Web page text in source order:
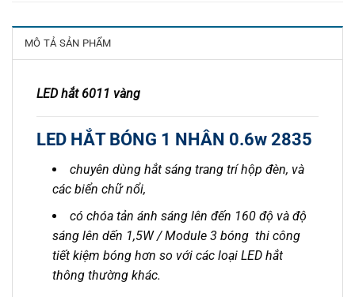
MÔ TẢ SẢN PHẨM
LED hắt 6011 vàng
LED HẮT BÓNG 1 NHÂN 0.6w 2835
chuyên dùng hắt sáng trang trí hộp đèn, và
các biển chữ nổi,
có chóa tản ánh sáng lên đến 160 độ và độ
sáng lên dến 1,5W / Module 3 bóng thi công
tiết kiệm bóng hơn so với các loại LED hắt
thông thường khác.